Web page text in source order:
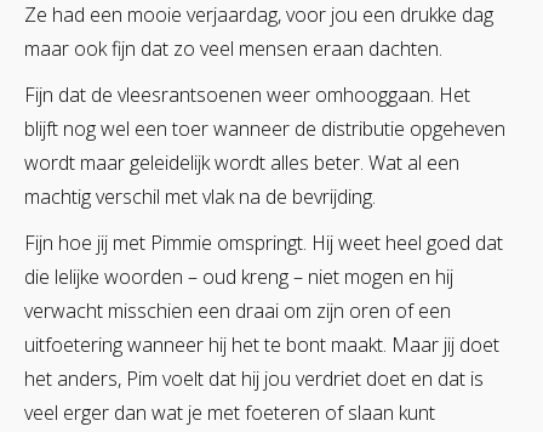
Ze had een mooie verjaardag, voor jou een drukke dag
maar ook fijn dat zo veel mensen eraan dachten.
Fijn dat de vleesrantsoenen weer omhooggaan. Het
blijft nog wel een toer wanneer de distributie opgeheven
wordt maar geleidelijk wordt alles beter. Wat al een
machtig verschil met vlak na de bevrijding.
Fijn hoe jij met Pimmie omspringt. Hij weet heel goed dat
die lelijke woorden – oud kreng – niet mogen en hij
verwacht misschien een draai om zijn oren of een
uitfoetering wanneer hij het te bont maakt. Maar jij doet
het anders, Pim voelt dat hij jou verdriet doet en dat is
veel erger dan wat je met foeteren of slaan kunt